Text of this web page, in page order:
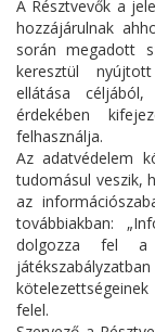
A Résztvevők a
hozzájárulnak
során megadott
keresztül
ellátása
érdekében
felhasználja.
Az adatvédelem
tudomásul veszik,
az
továbbiakban:
dolgozza fel a
felel.